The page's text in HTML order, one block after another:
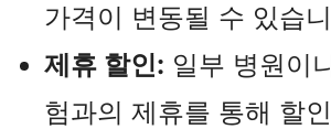
가격이 변동될 수 있습
제휴 할인: 일부 병원이
험과의 제휴를 통해 할